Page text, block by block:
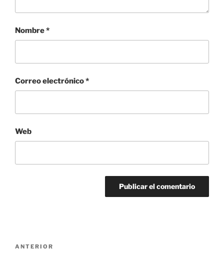
Nombre*
Correo electrónico*
Web
Entrada
ANTERIOR